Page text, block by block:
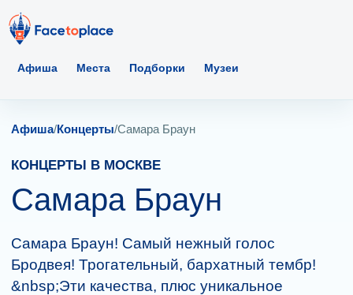
Афиша Места Подборки Музеи
Афиша/Концерты/Самара Браун
КОНЦЕРТЫ В МОСКВЕ
Самара Браун
Самара Браун! Самый нежный голос
Бродвея! Трогательный, бархатный тембр!
&nbsp;Эти качества, плюс уникальное